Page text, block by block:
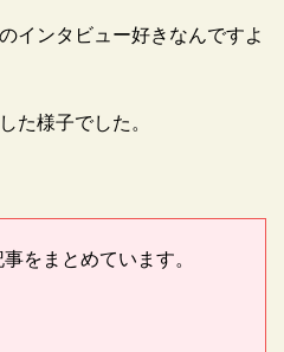
インタビュー好きなんですよ
た様子でした。
をまとめています。